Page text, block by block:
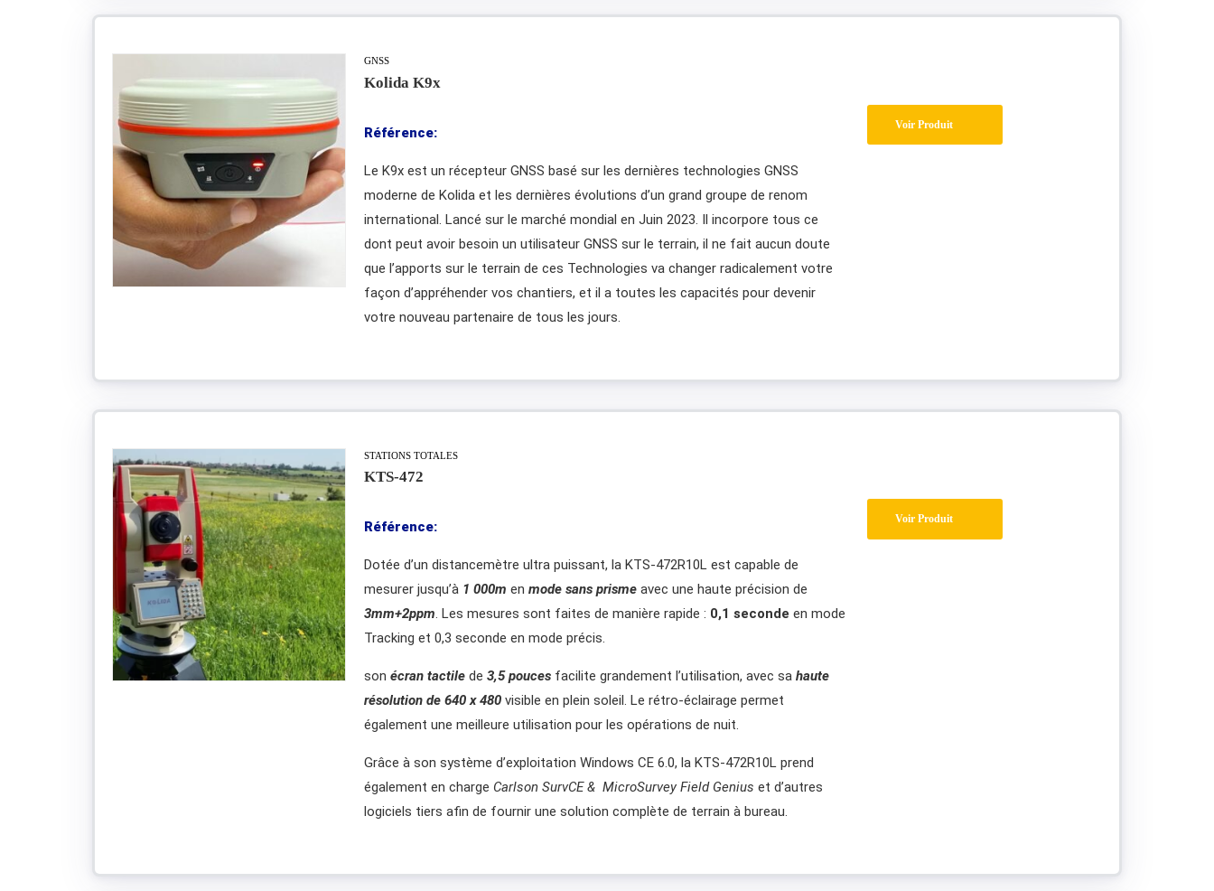
GNSS
Kolida K9x
Référence:
Le K9x est un récepteur GNSS basé sur les dernières technologies GNSS
moderne de Kolida et les dernières évolutions d’un grand groupe de renom
international. Lancé sur le marché mondial en Juin 2023. Il incorpore tous ce
dont peut avoir besoin un utilisateur GNSS sur le terrain, il ne fait aucun doute
que l’apports sur le terrain de ces Technologies va changer radicalement votre
façon d’appréhender vos chantiers, et il a toutes les capacités pour devenir
votre nouveau partenaire de tous les jours.
Voir Produit
STATIONS TOTALES
KTS-472
Référence:
Dotée d’un distancemètre ultra puissant, la KTS-472R10L est capable de
mesurer jusqu’à 1 000m en mode sans prismeavec une haute précision de
3mm+2ppm. Les mesures sont faites de manière rapide : 0,1 seconde en mode
Tracking et 0,3 seconde en mode précis.
son écran tactile de 3,5 poucesfacilite grandement l’utilisation, avec sa haute
résolution de 640 x 480visible en plein soleil. Le rétro-éclairage permet
également une meilleure utilisation pour les opérations de nuit.
Grâce à son système d’exploitation Windows CE 6.0, la KTS-472R10L prend
également en charge Carlson SurvCE & MicroSurvey Field Genius et d’autres
logiciels tiers afin de fournir une solution complète de terrain à bureau.
Voir Produit